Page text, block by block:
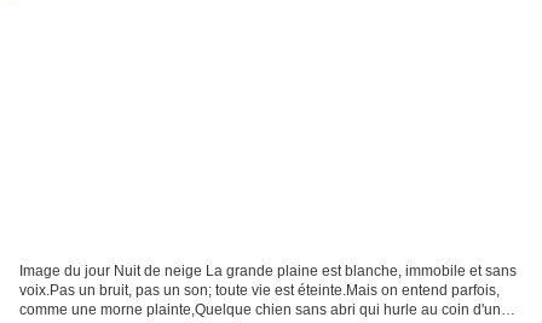
Image du jour Nuit de neige La grande plaine est blanche, immobile et sans
voix.Pas un bruit, pas un son; toute vie est éteinte.Mais on entend parfois,
comme une morne plainte,Quelque chien sans abri qui hurle au coin d'un